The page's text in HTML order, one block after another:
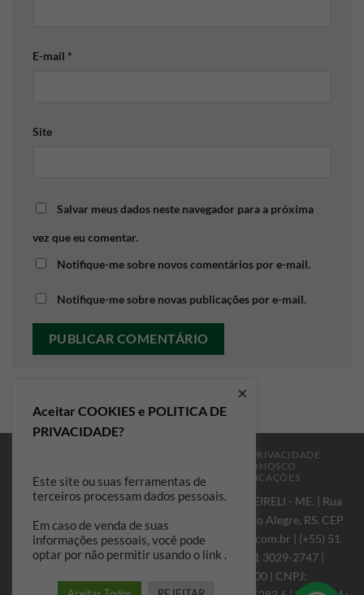
E-mail *
Site
Salvar meus dados neste navegador para a próxima
vez que eu comentar.
Notifique-me sobre novos comentários por e-mail.
Notifique-me sobre novas publicações por e-mail.
PRIVACIDADE
TRABALHE CONOSCO
FRETES E FORMAS DE ENVIO
CERTIFICAÇÕES
MANIPURA FARMÁCIA DE MANIPULAÇÃO EIRELI - ME. | Rua
Carlos Von Koseritz, 251, Bairro São João, Porto Alegre, RS. CEP
90540-031 - RS |contato@manipurafarmacia.com.br | (+55) 51
98150-0881 | (+55) 51 3019-3747 | (+55) 51 3029-2747 |
HORÁRIO: 2ª a 6ª Feira, das 9:00 às 19:00 | CNPJ:
Aceitar COOKIES e POLITICA DE
PRIVACIDADE?
Este site ou suas ferramentas de
terceiros processam dados pessoais.
Em caso de venda de suas
informações pessoais, você pode
optar por não permitir usando o link .
×